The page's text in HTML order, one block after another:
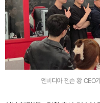
엔비디아 젠슨 황 CEO